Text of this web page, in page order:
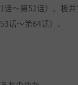
话～第52话）、板
话～第64话）、